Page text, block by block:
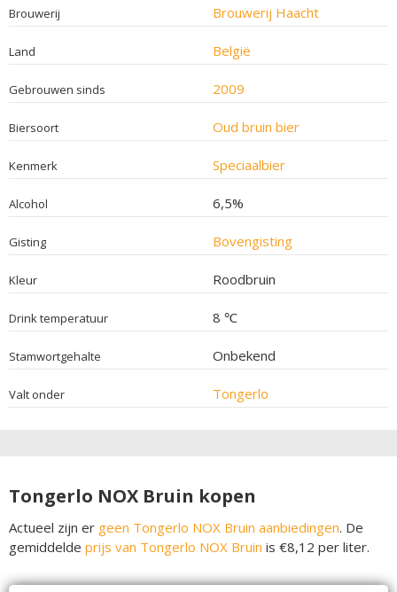
Brouwerij Brouwerij Haacht
Land België
Gebrouwen sinds 2009
Biersoort Oud bruin bier
Kenmerk Speciaalbier
Alcohol 6,5%
Gisting Bovengisting
Kleur Roodbruin
Drink temperatuur 8 ℃
Stamwortgehalte Onbekend
Valt onder Tongerlo
Tongerlo NOX Bruin kopen
Actueel zijn er geen Tongerlo NOX Bruin aanbiedingen. De
gemiddelde prijs van Tongerlo NOX Bruin is €8,12 per liter.